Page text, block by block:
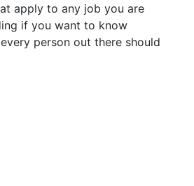
apply to any job you are
if you want to know
person out there should